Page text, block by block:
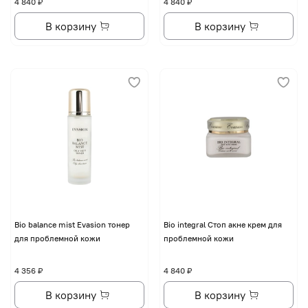
В корзину В корзину
Bio balance mist Evasion тонер
для проблемной кожи
4 356 ₽
В корзину
Bio integral Стоп акне крем для
проблемной кожи
4 840 ₽
В корзину